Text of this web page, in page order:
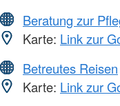
Beratung zur
Karte: Link zur
Betreutes Reisen
Karte: Link zur